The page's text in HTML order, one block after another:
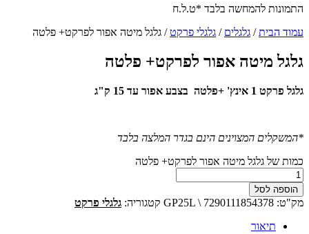
התמונות להמחשה בלבד *ט.ל.ח
עמוד הבית/ גלגלים / גלגלי פרקט/ גלגל מיטה אפור לפרקט+ פלטה
גלגל מיטה אפור לפרקט+ פלטה
גלגל פרקט 1 אינץ' +פלטה בצבע אפור עד 15 ק"ג
*המשקלים המצוינים הינם בגדר המלצה בלבד
כמות של גלגל מיטה אפור לפרקט+ פלטה
הוספה לסל
מק"ט: GP25L \ 7290111854378 קטגוריה: גלגלי פרקט
תיאור